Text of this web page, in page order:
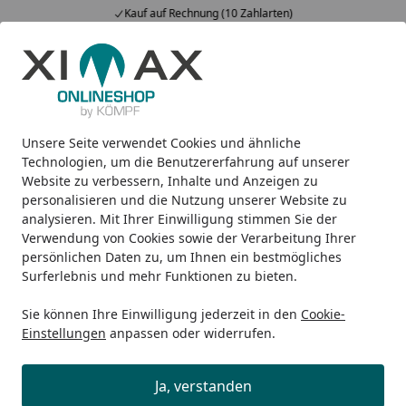
Unsere Seite verwendet Cookies und ähnliche
Technologien, um die Benutzererfahrung auf unserer
Website zu verbessern, Inhalte und Anzeigen zu
personalisieren und die Nutzung unserer Website zu
analysieren. Mit Ihrer Einwilligung stimmen Sie der
Verwendung von Cookies sowie der Verarbeitung Ihrer
persönlichen Daten zu, um Ihnen ein bestmögliches
Surferlebnis und mehr Funktionen zu bieten.
Sie können Ihre Einwilligung jederzeit in den Cookie-
Einstellungen anpassen oder widerrufen.
Ja, verstanden
Kauf auf Rechnung (10 Zahlarten)
Alle Produkte
Mein Konto
Suchen
Startseite
Ximax Befestigungssockel, Winterweiß Pos. 25 Aus Paket:
Ximax Befestigungssockel,
Winterweiß Pos. 25 Aus Paket: VPN-
K101-08 – Kleinteile-Box